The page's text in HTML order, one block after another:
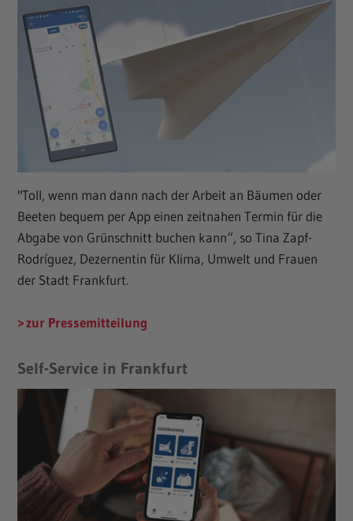
"Toll, wenn man dann nach der Arbeit an Bäumen oder
Beeten bequem per App einen zeitnahen Termin für die
Abgabe von Grünschnitt buchen kann“, so Tina Zapf-
Rodríguez, Dezernentin für Klima, Umwelt und Frauen
der Stadt Frankfurt.
zur Pressemitteilung
Self-Service in Frankfurt